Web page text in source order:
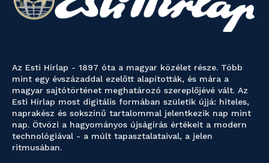
Az Esti Hírlap - 1897 óta a magyar közélet része. Több
mint egy évszázaddal ezelőtt alapították, és mára a
magyar sajtótörténet meghatározó szereplőjévé vált. Az
Esti Hírlap most digitális formában születik újjá: hiteles,
naprakész és sokszínű tartalommal jelentkezik nap mint
nap. Ötvözi a hagyományos újságírás értékeit a modern
technológiával - a múlt tapasztalataival, a jelen
ritmusában.